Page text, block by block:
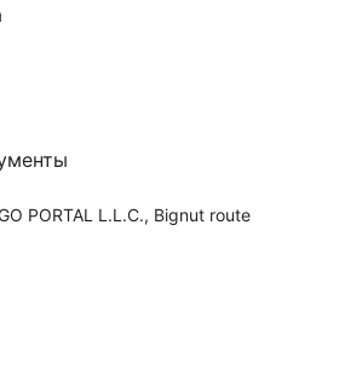
PORTAL L.L.C., Bignut route